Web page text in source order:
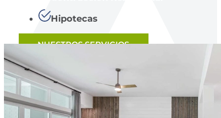
Hipotecas
NUESTROS SERVICIOS